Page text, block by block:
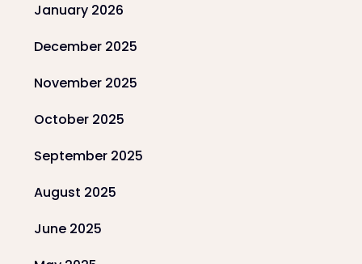
January 2026
December 2025
November 2025
October 2025
September 2025
August 2025
June 2025